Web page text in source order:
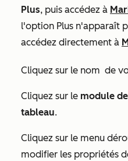
Plus, puis accédez à
l'option Plus n'apparaît
accédez directement à
Cliquez sur le nom de
Cliquez sur le module
tableau.
Cliquez sur le menu
modifier les propriétés